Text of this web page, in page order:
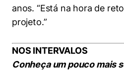
anos. “Está na hora de
projeto.”
NOS INTERVALOS
Conheça um pouco mais